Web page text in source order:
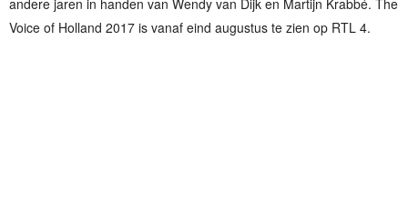
Voice of Holland 2017 is vanaf eind augustus te zien op RTL 4.